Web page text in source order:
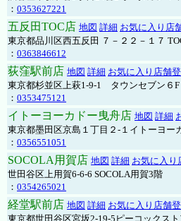
： 0353627221
五反田TOC店 地図 詳細 お気に入り店
東京都品川区西五反田 ７－２２－１７
： 0363846612
荻窪駅前店 地図 詳細 お気に入り店舗
東京都杉並区上萩1-9-1 タウンセブン６F
： 0353475121
イトーヨーカドー曳舟店 地図 詳細
東京都墨田区京島１丁目２-１イトーヨー
： 0356551051
SOCOLA用賀店 地図 詳細 お気に入り
世田谷区上用賀6-6-6 SOCOLA用賀3階
： 0354265021
経堂駅前店 地図 詳細 お気に入り店舗
東京都世田谷区宮坂2-19-5ピーコックス